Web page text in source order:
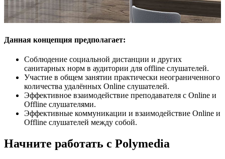
Данная концепция предполагает:
Соблюдение социальной дистанции и других
санитарных норм в аудитории для offline слушателей.
Участие в общем занятии практически неограниченного
количества удалённых Online слушателей.
Эффективное взаимодействие преподавателя с Online и
Offline слушателями.
Эффективные коммуникации и взаимодействие Online и
Offline слушателей между собой.
Начните работать с Polymedia